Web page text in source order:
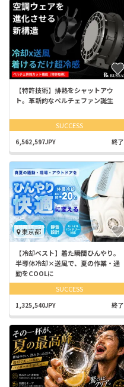
【特許技術】排熱をシャットアウ
ト。革新的なペルチェファン誕生
SUCCESS
6,562,597JPY 終了
東京都
【冷却ベスト】着た瞬間ひんやり。
半導体冷却×送風で、夏の作業・通
勤をCOOLに
SUCCESS
1,325,540JPY 終了